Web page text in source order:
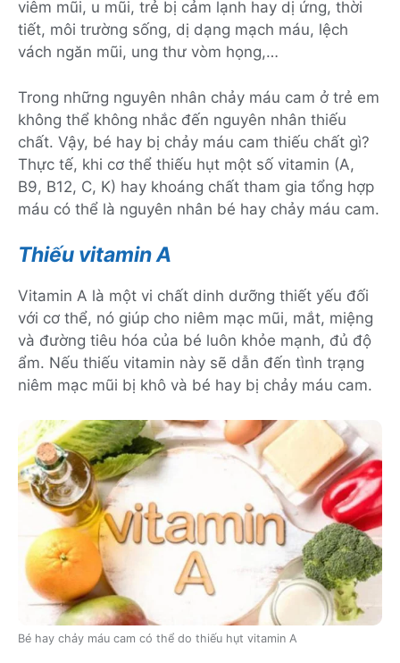
viêm mũi, u mũi, trẻ bị cảm lạnh hay dị ứng, thời
tiết, môi trường sống, dị dạng mạch máu, lệch
vách ngăn mũi, ung thư vòm họng,…
Trong những nguyên nhân chảy máu cam ở trẻ em
không thể không nhắc đến nguyên nhân thiếu
chất. Vậy, bé hay bị chảy máu cam thiếu chất gì?
Thực tế, khi cơ thể thiếu hụt một số vitamin (A,
B9, B12, C, K) hay khoáng chất tham gia tổng hợp
máu có thể là nguyên nhân bé hay chảy máu cam.
Thiếu vitamin A
Vitamin A là một vi chất dinh dưỡng thiết yếu đối
với cơ thể, nó giúp cho niêm mạc mũi, mắt, miệng
và đường tiêu hóa của bé luôn khỏe mạnh, đủ độ
ẩm. Nếu thiếu vitamin này sẽ dẫn đến tình trạng
niêm mạc mũi bị khô và bé hay bị chảy máu cam.
Bé hay chảy máu cam có thể do thiếu hụt vitamin A